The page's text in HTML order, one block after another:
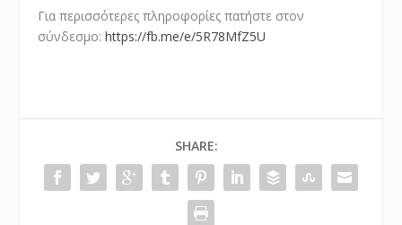
Για περισσότερες πληροφορίες πατήστε στον
σύνδεσμο:https://fb.me/e/5R78MfZ5U
SHARE: